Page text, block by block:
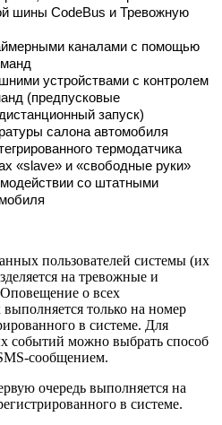
шины CodeBus и Тревожную
каналами с помощью
устройствами с контролем
(предпусковые
запуск)
салона автомобиля
термодатчика
«slave» и «свободные руки»
со штатными
пользователей системы (их
на тревожные и
о всех
только на номер
в системе. Для
событий можно выбрать способ
сообщением.
очередь выполняется на
в системе.